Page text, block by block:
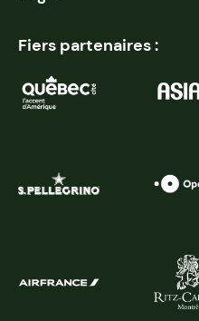
Fiers partenaires :